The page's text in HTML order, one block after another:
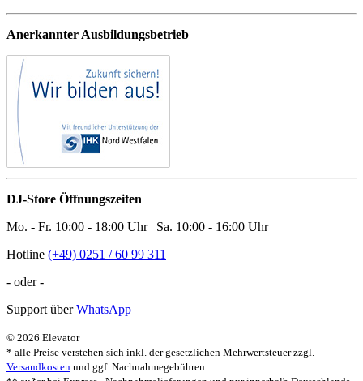
Anerkannter Ausbildungsbetrieb
DJ-Store Öffnungszeiten
Mo. - Fr. 10:00 - 18:00 Uhr | Sa. 10:00 - 16:00 Uhr
Hotline (+49) 0251 / 60 99 311
- oder -
Support überWhatsApp
© 2026 Elevator
* alle Preise verstehen sich inkl. der gesetzlichen Mehrwertsteuer zzgl.
Versandkosten und ggf. Nachnahmegebühren.